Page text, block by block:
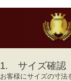
1. サイズ確認
お客様にサイズの寸法